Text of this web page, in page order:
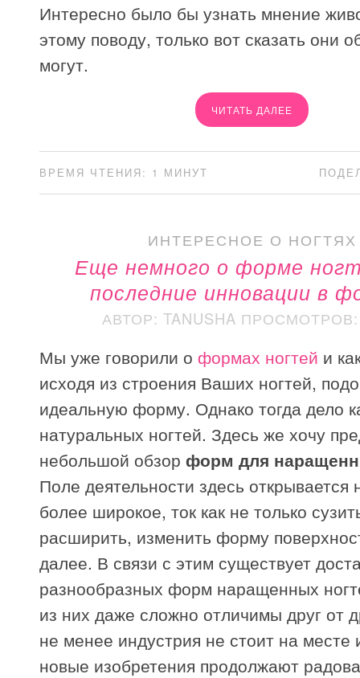
Интересно было бы узнать мнение
этому поводу, только вот сказать они
могут.
ЧИТАТЬ ДАЛЕЕ
ВРЕМЯ ЧТЕНИЯ: 1 МИНУТ
ИНТЕРЕСНОЕ О НОГТЯХ
Еще немного о форме
последние инновации в
АВТОР: TANUSHA ПРОСМОТРОВ:
Мы уже говорили о формах ногтей и
исходя из строения Ваших ногтей,
идеальную форму. Однако тогда дело
натуральных ногтей. Здесь же хочу
небольшой обзор форм для
Поле деятельности здесь открывается
более широкое, ток как не только
расширить, изменить форму
далее. В связи с этим существует
разнообразных форм наращенных
из них даже сложно отличимы друг от
не менее индустрия не стоит на месте
новые изобретения продолжают